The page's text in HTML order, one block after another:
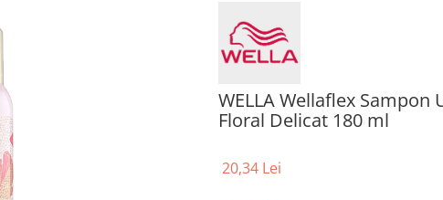
WELLA Wellaflex Sampon
Floral Delicat 180 ml
20,34 Lei